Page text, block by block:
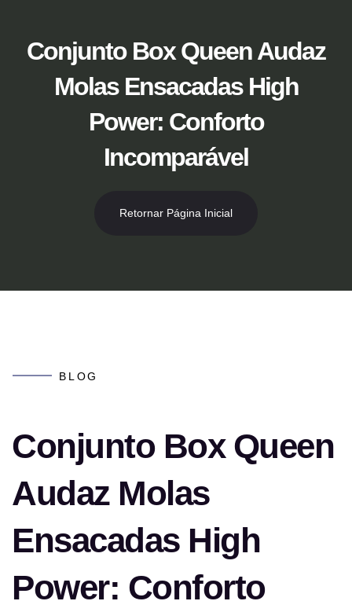
conteúdoConjunto Box Queen Audaz
Molas Ensacadas High
Power: Conforto
Incomparável
Retornar Página Inicial
BLOG
Conjunto Box Queen
Audaz Molas
Ensacadas High
Power: Conforto